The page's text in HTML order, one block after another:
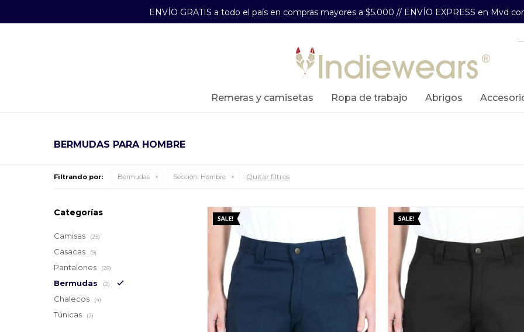
ENVÍO GRATIS a todo el país en compras mayores a $5.000 // ENVÍO EXPRESS en Mvd
remeras y camisetas ropa de trabajo abrigos
BERMUDAS PARA HOMBRE
Filtrando por: Bermudas Sección: Hombre Quitar filtros
Categorías
Camisas (25)
Casacas (9)
Pantalones (28)
Bermudas (2)
Chalecos (4)
Túnicas (2)